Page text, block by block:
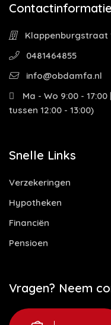
Contactinformatie
Klappenburgstraat
0481464855
info@obdamfa.nl
Ma - Wo 9:00 -
tussen 12:00 - 13:00)
Snelle Links
Verzekeringen
Hypotheken
Financiën
Pensioen
Vragen? Neem